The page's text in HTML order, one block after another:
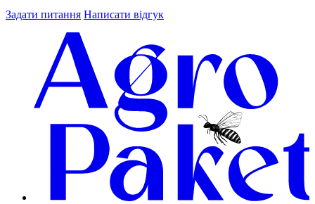
Задати питання Написати відгук